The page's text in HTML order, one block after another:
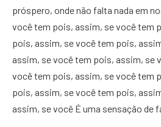
próspero, onde não falta nada em
você tem pois, assim, se você tem
pois, assim, se você tem pois,
assim, se você tem pois, assim, se
você tem pois, assim, se você tem
pois, assim, se você tem pois,
assim, se você É uma sensação de